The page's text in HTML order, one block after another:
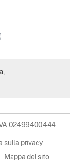
02499400444
sulla privacy
Mappa del sito